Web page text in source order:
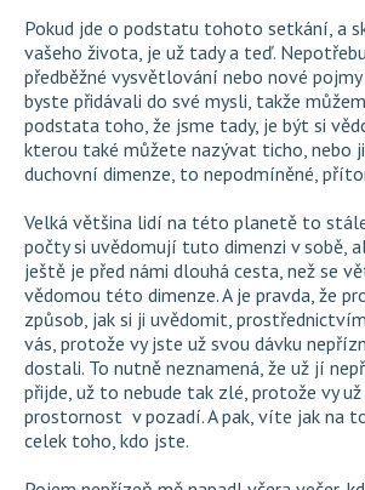
Pokud jde o podstatu tohoto setkání, a
vašeho života, je už tady a teď.
předběžné vysvětlování nebo nové
byste přidávali do své mysli, takže
podstata toho, že jsme tady, je být si
kterou také můžete nazývat ticho, nebo
duchovní dimenze, to nepodmíněné,
Velká většina lidí na této planetě to
počty si uvědomují tuto dimenzi v sobě,
ještě je před námi dlouhá cesta, než se
vědomou této dimenze. A je pravda, že
způsob, jak si ji uvědomit,
vás, protože vy jste už svou dávku
dostali. To nutně neznamená, že už jí
přijde, už to nebude tak zlé, protože vy
prostornost v pozadí. A pak, víte jak na
celek toho, kdo jste.